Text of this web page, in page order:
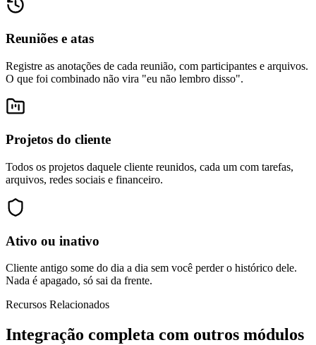
Reuniões e atas
Registre as anotações de cada reunião, com participantes e arquivos.
O que foi combinado não vira "eu não lembro disso".
Projetos do cliente
Todos os projetos daquele cliente reunidos, cada um com tarefas,
arquivos, redes sociais e financeiro.
Ativo ou inativo
Cliente antigo some do dia a dia sem você perder o histórico dele.
Nada é apagado, só sai da frente.
Recursos Relacionados
Integração completa com outros módulos